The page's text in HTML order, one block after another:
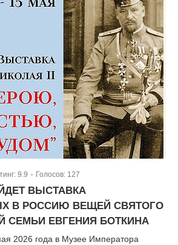
9.9 Голосов: 127
ВЫСТАВКА
В РОССИЮ ВЕЩЕЙ СВЯТОГО
СЕМЬИ ЕВГЕНИЯ БОТКИНА
2026 года в Музее Императора